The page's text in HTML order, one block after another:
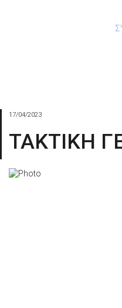
17/04/2023
ΤΑΚΤΙΚΗ